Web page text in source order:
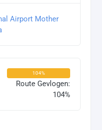
Airport Mother
104%
Route Gevlogen:
104%